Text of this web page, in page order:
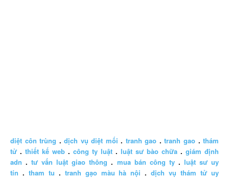
diệt côn trùng .dịch vụ diệt mối . tranh gao .tranh gao .thám
tử . thiết kế web . công ty luật . luật sư bào chữa . giám định
adn .tư vấn luật giao thông . mua bán công ty. luật sư uy
tín . tham tu . tranh gạo màu hà nội .dịch vụ thám tử uy